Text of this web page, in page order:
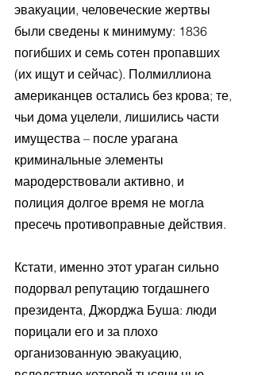
эвакуации, человеческие жертвы
были сведены к минимуму: 1836
погибших и семь сотен пропавших
(их ищут и сейчас). Полмиллиона
американцев остались без крова; те,
чьи дома уцелели, лишились части
имущества – после урагана
криминальные элементы
мародерствовали активно, и
полиция долгое время не могла
пресечь противоправные действия.
Кстати, именно этот ураган сильно
подорвал репутацию тогдашнего
президента, Джорджа Буша: люди
порицали его и за плохо
организованную эвакуацию,